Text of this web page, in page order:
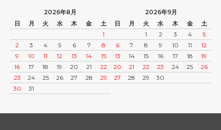
2026年8月
日
月 火 水 木 金
土
1
2
3 4 5 6 7
8
9
10 11 12 13 14
15
16
17 18 19 20 21
22
23
24 25 26 27 28
29
30
31
2026年9月
日
月 火 水 木 金
土
1
2 3 4
5
6
7 8 9 10 11
12
13
14 15 16 17 18
19
20
21 22 23 24 25
26
27
28 29 30